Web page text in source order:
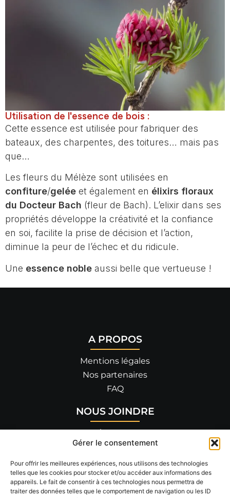
Gérer le consentement
Pour offrir les meilleures expériences, nous utilisons des technologies
telles que les cookies pour stocker et/ou accéder aux informations des
appareils. Le fait de consentir à ces technologies nous permettra de
traiter des données telles que le comportement de navigation ou les ID
Utilisation de l'essence de bois :
Cette essence est utilisée pour fabriquer des
bateaux, des charpentes, des toitures… mais pas
que…
Les fleurs du Mélèze sont utilisées en
confiture/gelée et également en élixirs floraux
du Docteur Bach (fleur de Bach). L’elixir dans ses
propriétés développe la créativité et la confiance
en soi, facilite la prise de décision et l’action,
diminue la peur de l’échec et du ridicule.
Une essence noble aussi belle que vertueuse !
A PROPOS
Mentions légales
Nos partenaires
FAQ
NOUS JOINDRE
455 allée de Savoie
26300 BOURG-DE-PÉAGE
04 75 90 14 82
RÉSEAUX SOCIAUX